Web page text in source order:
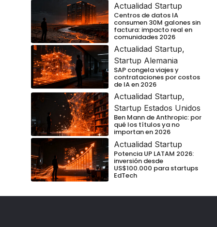
Actualidad Startup
Centros de datos IA
consumen 30M galones sin
factura: impacto real en
comunidades 2026
Actualidad Startup,
Startup Alemania
SAP congela viajes y
contrataciones por costos
de IA en 2026
Actualidad Startup,
Startup Estados Unidos
Ben Mann de Anthropic: por
qué los títulos ya no
importan en 2026
Actualidad Startup
Potencia UP LATAM 2026:
inversión desde
US$100.000 para startups
EdTech